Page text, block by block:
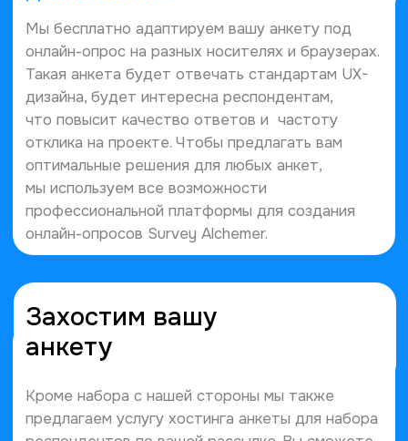
200 опросов
Сотрудничаем
с 2016 года
более 150 проектов
Напишите нам
или оставьте
заявку, и мы